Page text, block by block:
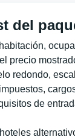
del
precio
redondo,
de